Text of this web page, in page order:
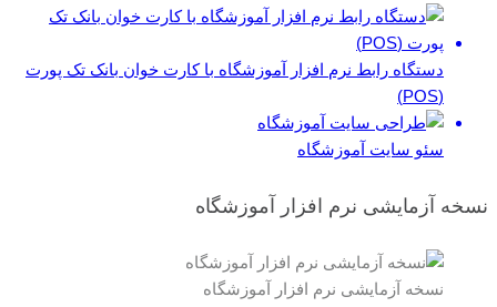
دستگاه رابط نرم افزار آموزشگاه با کارت خوان بانک تک پورت
(POS)
سئو سایت آموزشگاه
نسخه آزمایشی نرم افزار آموزشگاه
نسخه آزمایشی نرم افزار آموزشگاه